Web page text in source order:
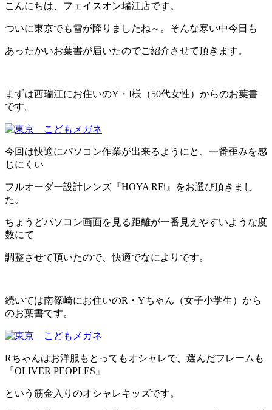
こんにちは、フェイスオン瑞江店です。
ついに東京でも雪が降りましたね～。そんな寒い中今日も
あったかいお葉書が届いたのでご紹介させて頂きます。
まずは西瑞江にお住いのY・I様（50代女性）からのお葉書
です。
今回は快適にパソコン作業が出来るようにと、一番歪みを感
じにくい
フルオーダー設計レンズ『HOYA RFi』をお選び頂きまし
た。
ちょうどパソコン画面を見る距離が一番見えやすいような度
数にて
調整させて頂いたので、快適でなによりです。
続いては南篠崎にお住いのR・Yちゃん（女子小学生）から
のお葉書です。
Rちゃんはお洋服もとってもオシャレで、選んだフレームも
『OLIVER PEOPLES』
という筋金入りのオシャレキッズです。